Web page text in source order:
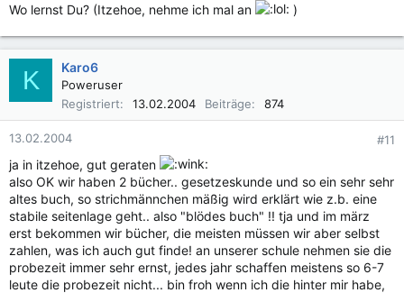
Wo lernst Du? (Itzehoe, nehme ich mal an
)
K Karo6
Poweruser
Registriert
13.02.2004 Beiträge 874
13.02.2004 #11
ja in itzehoe, gut geraten
also OK wir haben 2 bücher.. gesetzeskunde und so ein sehr sehr
altes buch, so strichmännchen mäßig wird erklärt wie z.b. eine
stabile seitenlage geht.. also "blödes buch" !! tja und im märz
erst bekommen wir bücher, die meisten müssen wir aber selbst
zahlen, was ich auch gut finde! an unserer schule nehmen sie die
probezeit immer sehr ernst, jedes jahr schaffen meistens so 6-7
leute die probezeit nicht... bin froh wenn ich die hinter mir habe,